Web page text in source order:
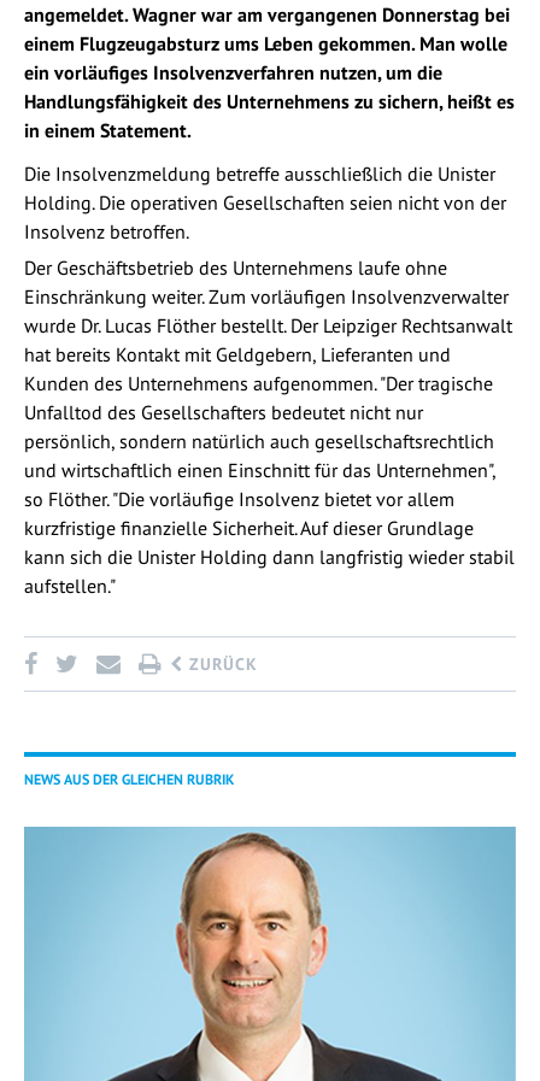
angemeldet. Wagner war am vergangenen Donnerstag bei
einem Flugzeugabsturz ums Leben gekommen. Man wolle
ein vorläufiges Insolvenzverfahren nutzen, um die
Handlungsfähigkeit des Unternehmens zu sichern, heißt es
in einem Statement.
Die Insolvenzmeldung betreffe ausschließlich die Unister
Holding. Die operativen Gesellschaften seien nicht von der
Insolvenz betroffen.
Der Geschäftsbetrieb des Unternehmens laufe ohne
Einschränkung weiter. Zum vorläufigen Insolvenzverwalter
wurde Dr. Lucas Flöther bestellt. Der Leipziger Rechtsanwalt
hat bereits Kontakt mit Geldgebern, Lieferanten und
Kunden des Unternehmens aufgenommen. "Der tragische
Unfalltod des Gesellschafters bedeutet nicht nur
persönlich, sondern natürlich auch gesellschaftsrechtlich
und wirtschaftlich einen Einschnitt für das Unternehmen",
so Flöther. "Die vorläufige Insolvenz bietet vor allem
kurzfristige finanzielle Sicherheit. Auf dieser Grundlage
kann sich die Unister Holding dann langfristig wieder stabil
aufstellen."
ZURÜCK
NEWS AUS DER GLEICHEN RUBRIK